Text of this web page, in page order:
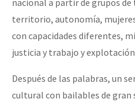
nacional a partir de grupos
territorio, autonomía,
con capacidades diferentes,
justicia y trabajo y
Después de las palabras, un
cultural con bailables de gran